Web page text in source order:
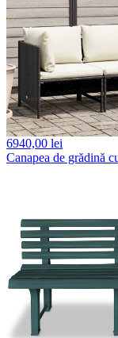
6940,00 lei
Canapea de grădină